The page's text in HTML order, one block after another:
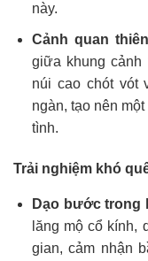
này.
Cảnh quan
giữa khung
núi cao chót vót
ngàn, tạo nên
tình.
Trải nghiệm khó
Dạo bước trong
lăng mộ cổ
gian, cảm nhận